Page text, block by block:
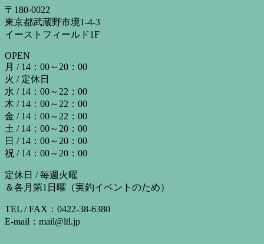
〒180-0022
東京都武蔵野市境1-4-3
イーストフィールド1F
OPEN
月 / 14：00～20：00
火 / 定休日
水 / 14：00～22：00
木 / 14：00～22：00
金 / 14：00～22：00
土 / 14：00～20：00
日 / 14：00～20：00
祝 / 14：00～20：00
定休日 / 毎週火曜
＆各月第1日曜（実釣イベントのため）
TEL / FAX：0422-38-6380
E-mail：mail@ltl.jp